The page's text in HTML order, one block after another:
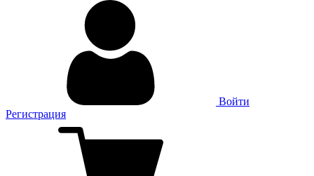
Войти
Регистрация